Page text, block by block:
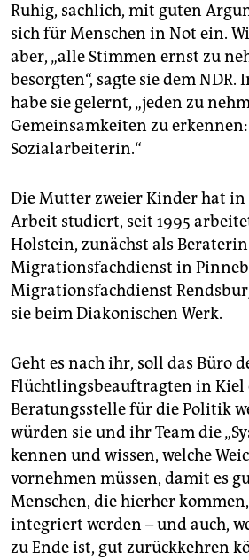
Ruhig, sachlich, mit guten
sich für Menschen in Not ein.
aber, „alle Stimmen ernst zu
besorgten“, sagte sie dem
habe sie gelernt, „jeden zu
Gemeinsamkeiten zu
Sozialarbeiterin.“
Die Mutter zweier Kinder hat in
Arbeit studiert, seit 1995
Holstein, zunächst als
Migrationsfachdienst in
Migrationsfachdienst
sie beim Diakonischen Werk.
Geht es nach ihr, soll das Büro
Flüchtlingsbeauftragten in Kiel
Beratungsstelle für die Politik
würden sie und ihr Team die
kennen und wissen, welche
vornehmen müssen, damit es
Menschen, die hierher
integriert werden – und auch,
zu Ende ist, gut zurückkehren